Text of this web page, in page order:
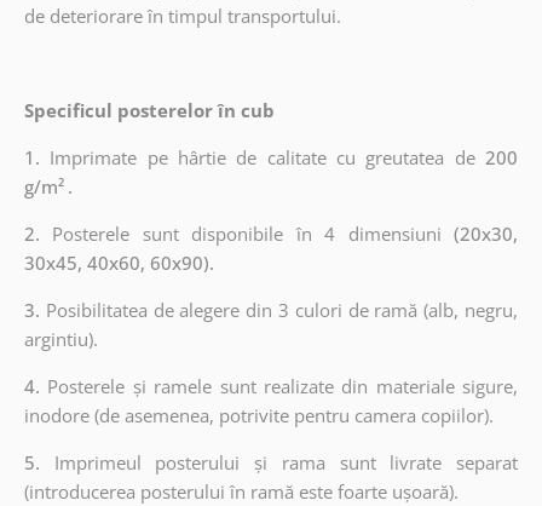
de deteriorare în timpul transportului.
Specificul posterelor în cub
1. Imprimate pe hârtie de calitate cu greutatea de200
g/m² .
2. Posterele sunt disponibile în 4 dimensiuni (20x30,
30x45, 40x60, 60x90).
3. Posibilitatea de alegere din 3 culori de ramă (alb, negru,
argintiu).
4. Posterele și ramele sunt realizate din materiale sigure,
inodore (de asemenea, potrivite pentru camera copiilor).
5. Imprimeul posterului și rama sunt livrate separat
(introducerea posterului în ramă este foarte ușoară).